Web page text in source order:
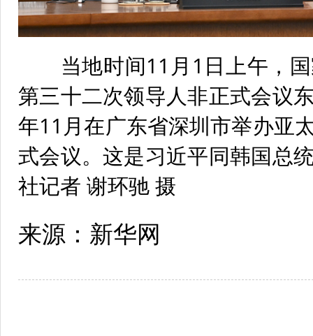
当地时间11月1日上午，国
第三十二次领导人非正式会议
年11月在广东省深圳市举办亚
式会议。这是习近平同韩国总
社记者 谢环驰 摄
来源：新华网